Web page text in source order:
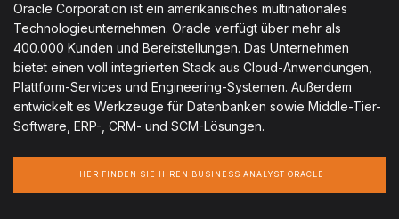
Oracle Corporation ist ein amerikanisches multinationales
Technologieunternehmen. Oracle verfügt über mehr als
400.000 Kunden und Bereitstellungen. Das Unternehmen
bietet einen voll integrierten Stack aus Cloud-Anwendungen,
Plattform-Services und Engineering-Systemen. Außerdem
entwickelt es Werkzeuge für Datenbanken sowie Middle-Tier-
Software, ERP-, CRM- und SCM-Lösungen.
HIER FINDEN SIE IHREN BUSINESS ANALYST ORACLE